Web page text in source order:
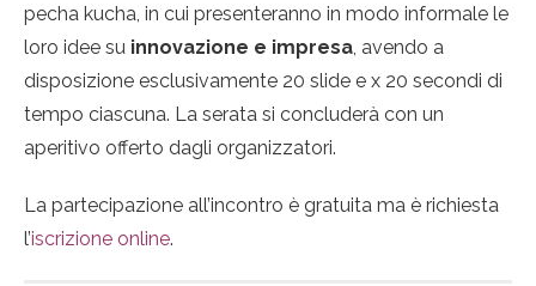
pecha kucha, in cui presenteranno in modo informale le
loro idee su innovazione e impresa , avendo a
disposizione esclusivamente 20 slide e x 20 secondi di
tempo ciascuna. La serata si concluderà con un
aperitivo offerto dagli organizzatori.
La partecipazione all’incontro è gratuita ma è richiesta
l’iscrizione online.